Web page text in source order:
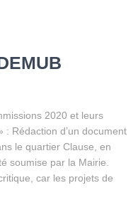
2020 et leurs
: Rédaction d’un document
le quartier Clause, en
soumise par la Mairie.
car les projets de